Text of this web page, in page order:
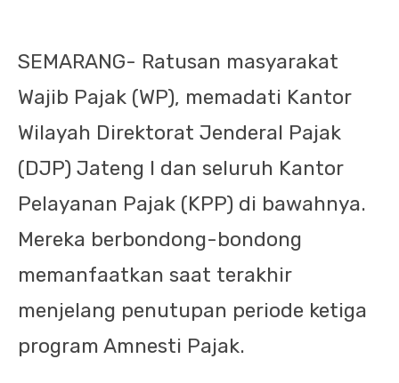
SEMARANG- Ratusan masyarakat
Wajib Pajak (WP), memadati Kantor
Wilayah Direktorat Jenderal Pajak
(DJP) Jateng I dan seluruh Kantor
Pelayanan Pajak (KPP) di bawahnya.
Mereka berbondong-bondong
memanfaatkan saat terakhir
menjelang penutupan periode ketiga
program Amnesti Pajak.